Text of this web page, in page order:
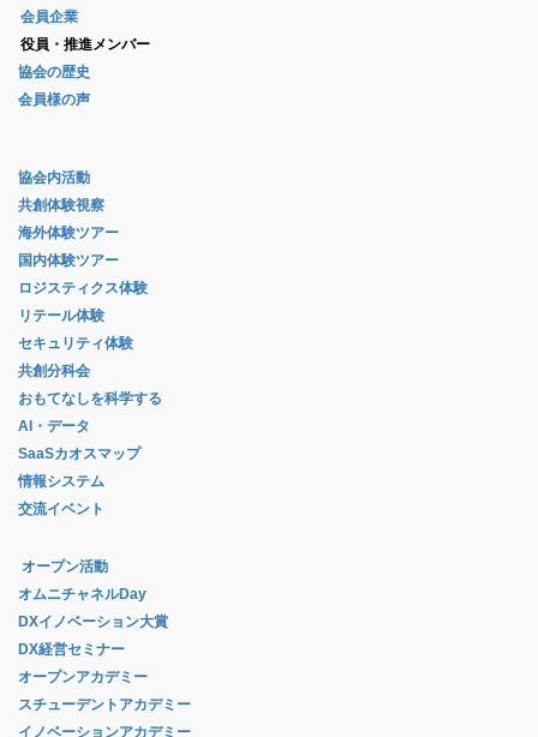
会員企業
役員・推進メンバー
協会の歴史
会員様の声
協会内活動
共創体験視察
海外体験ツアー
国内体験ツアー
ロジスティクス体験
リテール体験
セキュリティ体験
共創分科会
おもてなしを科学する
AI・データ
SaaSカオスマップ
情報システム
交流イベント
オープン活動
オムニチャネルDay
DXイノベーション大賞
DX経営セミナー
オープンアカデミー
スチューデントアカデミー
イノベーションアカデミー